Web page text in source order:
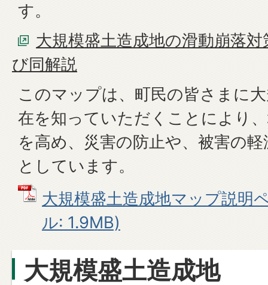
す。
大規模盛土造成地の滑動崩落
び同解説
このマップは、町民の皆さまに
在を知っていただくことにより
を高め、災害の防止や、被害の
としています。
大規模盛土造成地マップ説明
ル: 1.9MB)
大規模盛土造成地